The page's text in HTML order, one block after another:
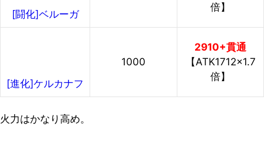
[闘化]ベルーガ
倍】
[進化]ケルカナフ
1000
2910+貫通
【ATK1712×1.7
倍】
火力はかなり高め。